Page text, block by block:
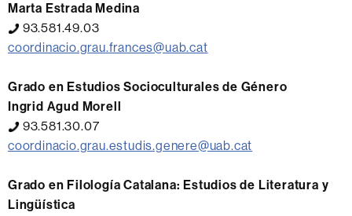
Marta Estrada Medina
93.581.49.03
coordinacio.grau.frances@uab.cat
Grado en Estudios Socioculturales de Género
Ingrid Agud Morell
93.581.30.07
coordinacio.grau.estudis.genere@uab.cat
Grado en Filología Catalana: Estudios de Literatura y
Lingüística